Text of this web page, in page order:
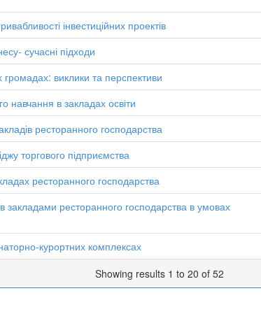
інвестиційних проектів
сучасні підходи
громадах: виклики та перспективи
навчання в закладах освіти
ресторанного господарства
торгового підприємства
ресторанного господарства
закладами ресторанного господарства в умовах
курортних комплексах
Showing results 1 to 20 of 52